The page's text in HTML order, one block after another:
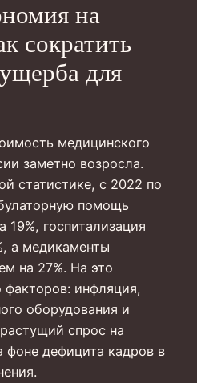
на
сократить
для
медицинского
заметно возросла.
статистике, с 2022 по
помощь
19%, госпитализация
а медикаменты
на 27%. На это
инфляция,
оборудования и
спрос на
фоне дефицита кадров в